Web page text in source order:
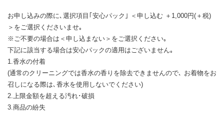
お申し込みの際に､選択項目｢安心パック｣ ＜申し込む ＋1,000円(＋税)
＞をご選択くださいませ｡
※ご不要の場合は＜申し込まない＞をご選択ください｡
下記に該当する場合は安心パックの適用はございません｡
1.香水の付着
(通常のクリーニングでは香水の香りを除去できませんので､ お着物をお
召しになる際は､香水を使用しないでください)
2.上限金額を超える汚れ･破損
3.商品の紛失